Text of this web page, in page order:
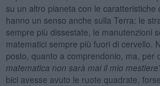
su un altro pianeta con le caratteristiche
hanno un senso anche sulla Terra: le
sempre più dissestate, le manutenzioni
matematici sempre più fuori di cervello.
posto, quanto a comprendonio, ma, per
matematica non sarà mai il mio
bici avesse avuto le ruote quadrate,